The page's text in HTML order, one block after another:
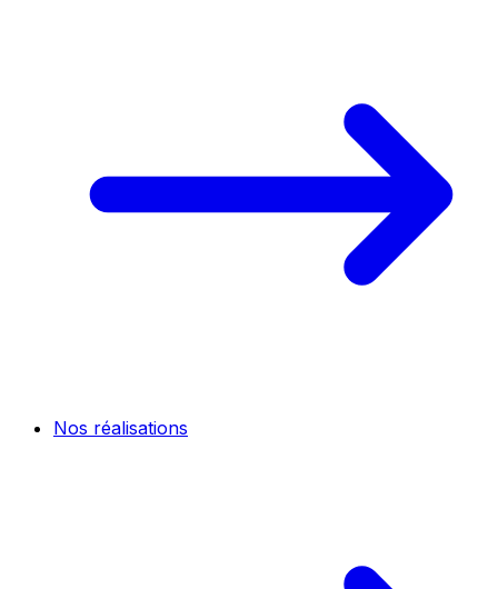
Nos réalisations